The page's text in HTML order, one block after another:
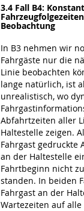
3.4 Fall B4:
Beobachtung
In B3 nehmen wir
Fahrgäste nur die
Linie beobachten
lange natürlich, ist
unrealistisch, wo
Abfahrtzeiten aller
Haltestelle zeigen.
Fahrgast gedruckte
an der Haltestelle
Fahrtbeginn nicht
standen. In beiden
Fahrgast an der
Wartezeiten auf alle